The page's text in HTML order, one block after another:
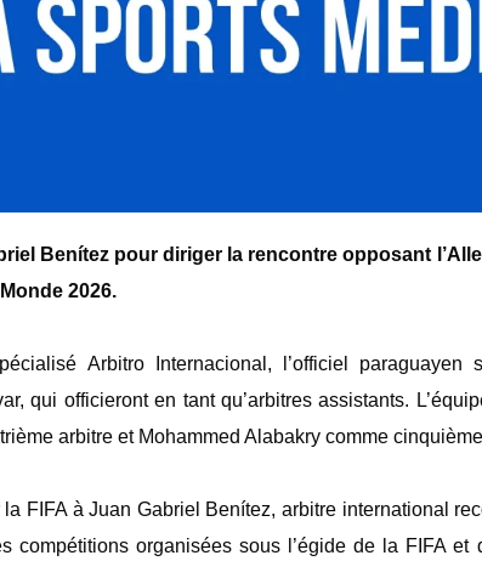
Benítez pour diriger la rencontre opposant
2026.
Arbitro Internacional, l’officiel paraguayen
qui officieront en tant qu’arbitres assistants.
arbitre et Mohammed Alabakry comme
FIFA à Juan Gabriel Benítez, arbitre international
compétitions organisées sous l’égide de la FIFA et